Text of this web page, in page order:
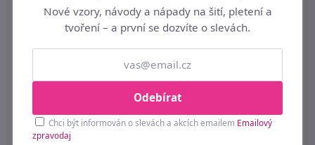
69 Kč
Nové vzory, návody a nápady na šití, pletení a
tvoření – a první se dozvíte o slevách.
Odebírat
Chci být informován o slevách a akcích emailem Emailový
zpravodaj